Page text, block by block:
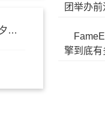
《魔兽世界》巨龙时代资料片更新计划公布：资料片将推出前夕内容更新
团举办
擎到底有